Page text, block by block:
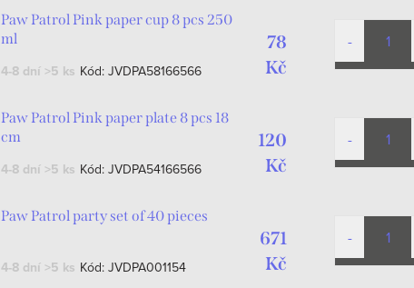
Paw Patrol Pink paper cup 8 pcs 250
ml
4-8 dní >5 ks Kód: JVDPA58166566
78
Kč
Paw Patrol Pink paper plate 8 pcs 18
cm
4-8 dní >5 ks Kód: JVDPA54166566
120
Kč
Paw Patrol party set of 40 pieces
4-8 dní >5 ks Kód: JVDPA001154
671
Kč